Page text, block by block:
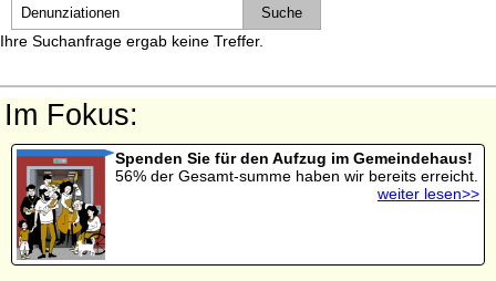
Ihre Suchanfrage ergab keine Treffer.
Im Fokus:
Spenden Sie für den Aufzug im Gemeindehaus!
56% der Gesamt-summe haben wir bereits erreicht.
weiter lesen>>